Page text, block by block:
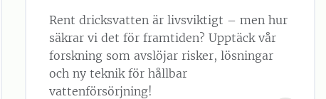
Rent dricksvatten är livsviktigt – men hur
säkrar vi det för framtiden? Upptäck vår
forskning som avslöjar risker, lösningar
och ny teknik för hållbar
vattenförsörjning!